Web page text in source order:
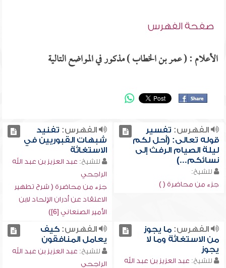
صفحة الفهرس
الأعلام : ( عمر بن الخطاب ) مذكور في المواضع التالية
الفهرس: تفسير
قوله تعالى: (أحل لكم
ليلة الصيام الرفث إلى
نسائكم...)
للشيخ:
جزء من محاضرة ( )
الفهرس: تفنيد
شبهات القبوريين في
الاستغاثة
للشيخ: عبد العزيز بن عبد الله
الراجحي
جزء من محاضرة ( شرح تطهير
الاعتقاد عن أدران الإلحاد لابن
الأمير الصنعاني [6])
الفهرس:ما يجوز
من الاستغاثة وما لا
يجوز
للشيخ: عبد العزيز بن عبد الله
الفهرس:كيف
يعامل المنافقون
للشيخ: عبد العزيز بن عبد الله
الراجحي